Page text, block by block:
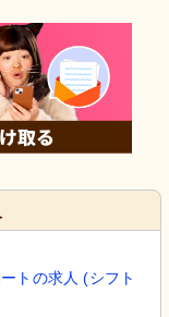
トの求人 (シフト